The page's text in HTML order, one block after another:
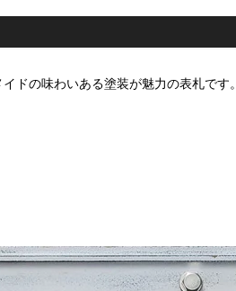
ドの味わいある塗装が魅力の表札です。